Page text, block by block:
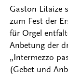
Gaston Litaize
zum Fest der
für Orgel
Anbetung der
„Intermezzo
(Gebet und